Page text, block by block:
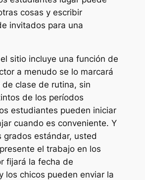
cosas y escribir
invitados para una
sitio incluye una función de
a menudo se lo marcará
clase de rutina, sin
de los períodos
estudiantes pueden iniciar
cuando es conveniente. Y
grados estándar, usted
el trabajo en los
fijará la fecha de
los chicos pueden enviar la